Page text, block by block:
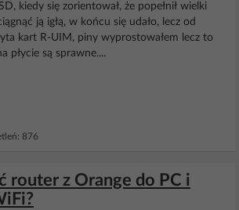
kiedy się zorientował, że popełnił wielki
ją igłą, w końcu się udało, lecz od
kart R-UIM, piny wyprostowałem lecz to
płycie są sprawne....
876
router z Orange do PC i